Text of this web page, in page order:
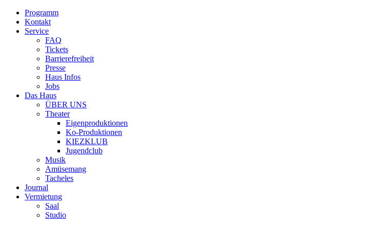
Programm
Kontakt
Service
FAQ
Tickets
Barrierefreiheit
Presse
Haus Infos
Jobs
Das Haus
ÜBER UNS
Theater
Eigenproduktionen
Ko-Produktionen
KIEZKLUB
Jugendclub
Musik
Amüsemang
Tacheles
Journal
Vermietung
Saal
Studio